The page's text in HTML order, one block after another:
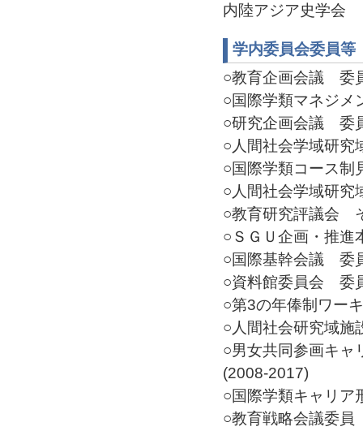
内陸アジア史学会
学内委員会委員等
○教育企画会議 委
○国際学類マネジ
○研究企画会議 委
○人間社会学域研
○国際学類コース
○人間社会学域研
○教育研究評議会
○ＳＧＵ企画・推
○国際基幹会議 委
○資料館委員会 委
○第3の年俸制ワー
○人間社会研究域
○男女共同参画キ
(2008-2017)
○国際学類キャリ
○教育戦略会議委